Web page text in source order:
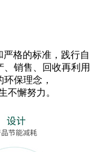
格的标准，践行自
销售、回收再利用
保理念，
不懈努力。